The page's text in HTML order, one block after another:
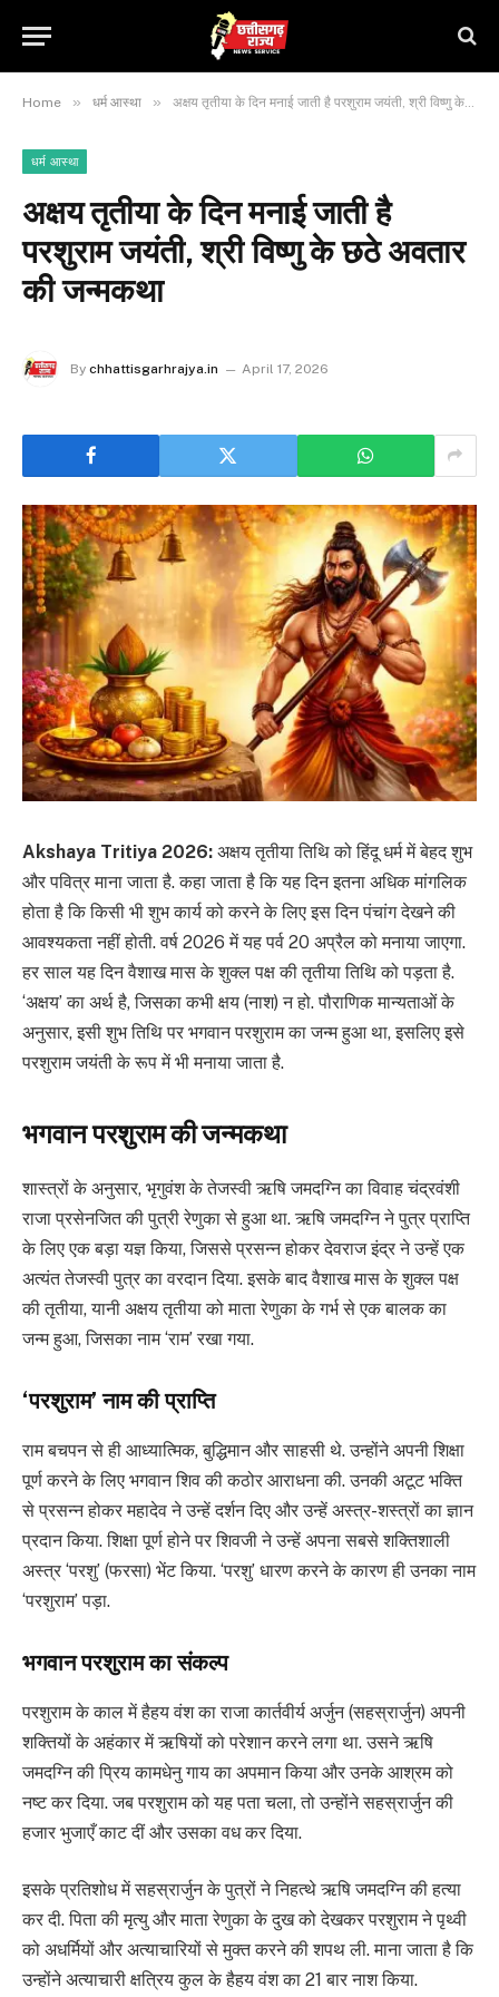
Home » धर्म आस्था » अक्षय तृतीया के दिन मनाई जाती है परशुराम जयंती, श्री विष्णु के छठे अवतार की जन्मकथा
धर्म आस्था
अक्षय तृतीया के दिन मनाई जाती है
परशुराम जयंती, श्री विष्णु के छठे अवतार
की जन्मकथा
By chhattisgarhrajya.in April 17, 2026
Akshaya Tritiya 2026: अक्षय तृतीया तिथि को हिंदू धर्म में बेहद शुभ
और पवित्र माना जाता है. कहा जाता है कि यह दिन इतना अधिक मांगलिक
होता है कि किसी भी शुभ कार्य को करने के लिए इस दिन पंचांग देखने की
आवश्यकता नहीं होती. वर्ष 2026 में यह पर्व 20 अप्रैल को मनाया जाएगा.
हर साल यह दिन वैशाख मास के शुक्ल पक्ष की तृतीया तिथि को पड़ता है.
‘अक्षय’ का अर्थ है, जिसका कभी क्षय (नाश) न हो. पौराणिक मान्यताओं के
अनुसार, इसी शुभ तिथि पर भगवान परशुराम का जन्म हुआ था, इसलिए इसे
परशुराम जयंती के रूप में भी मनाया जाता है.
भगवान परशुराम की जन्मकथा
शास्त्रों के अनुसार, भृगुवंश के तेजस्वी ऋषि जमदग्नि का विवाह चंद्रवंशी
राजा प्रसेनजित की पुत्री रेणुका से हुआ था. ऋषि जमदग्नि ने पुत्र प्राप्ति
के लिए एक बड़ा यज्ञ किया, जिससे प्रसन्न होकर देवराज इंद्र ने उन्हें एक
अत्यंत तेजस्वी पुत्र का वरदान दिया. इसके बाद वैशाख मास के शुक्ल पक्ष
की तृतीया, यानी अक्षय तृतीया को माता रेणुका के गर्भ से एक बालक का
जन्म हुआ, जिसका नाम ‘राम’ रखा गया.
‘परशुराम’ नाम की प्राप्ति
राम बचपन से ही आध्यात्मिक, बुद्धिमान और साहसी थे. उन्होंने अपनी शिक्षा
पूर्ण करने के लिए भगवान शिव की कठोर आराधना की. उनकी अटूट भक्ति
से प्रसन्न होकर महादेव ने उन्हें दर्शन दिए और उन्हें अस्त्र-शस्त्रों का ज्ञान
प्रदान किया. शिक्षा पूर्ण होने पर शिवजी ने उन्हें अपना सबसे शक्तिशाली
अस्त्र ‘परशु’ (फरसा) भेंट किया. ‘परशु’ धारण करने के कारण ही उनका नाम
‘परशुराम’ पड़ा.
भगवान परशुराम का संकल्प
परशुराम के काल में हैहय वंश का राजा कार्तवीर्य अर्जुन (सहस्रार्जुन) अपनी
शक्तियों के अहंकार में ऋषियों को परेशान करने लगा था. उसने ऋषि
जमदग्नि की प्रिय कामधेनु गाय का अपमान किया और उनके आश्रम को
नष्ट कर दिया. जब परशुराम को यह पता चला, तो उन्होंने सहस्रार्जुन की
हजार भुजाएँ काट दीं और उसका वध कर दिया.
इसके प्रतिशोध में सहस्रार्जुन के पुत्रों ने निहत्थे ऋषि जमदग्नि की हत्या
कर दी. पिता की मृत्यु और माता रेणुका के दुख को देखकर परशुराम ने पृथ्वी
को अधर्मियों और अत्याचारियों से मुक्त करने की शपथ ली. माना जाता है कि
उन्होंने अत्याचारी क्षत्रिय कुल के हैहय वंश का 21 बार नाश किया.